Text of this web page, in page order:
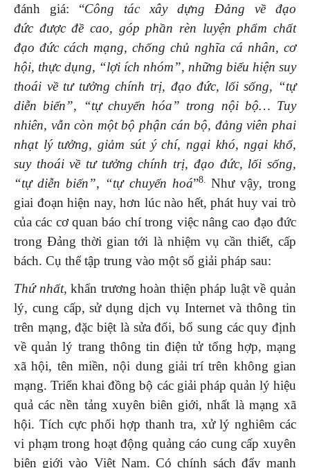
đánh giá: “Công tác xây dựng Đảng về đạo
đức được đề cao, góp phần rèn luyện phẩm chất
đạo đức cách mạng, chống chủ nghĩa cá nhân, cơ
hội, thực dụng, “lợi ích nhóm”, những biểu hiện suy
thoái về tư tưởng chính trị, đạo đức, lối sống, “tự
diễn biến”, “tự chuyển hóa” trong nội bộ… Tuy
nhiên, vẫn còn một bộ phận cán bộ, đảng viên phai
nhạt lý tưởng, giảm sút ý chí, ngại khó, ngại khổ,
suy thoái về tư tưởng chính trị, đạo đức, lối sống,
“tự diễn biến”, “tự chuyển hoá”8. Như vậy, trong
giai đoạn hiện nay, hơn lúc nào hết, phát huy vai trò
của các cơ quan báo chí trong việc nâng cao đạo đức
trong Đảng thời gian tới là nhiệm vụ cần thiết, cấp
bách. Cụ thể tập trung vào một số giải pháp sau:
Thứ nhất,khẩn trương hoàn thiện pháp luật về quản
lý, cung cấp, sử dụng dịch vụ Internet và thông tin
trên mạng, đặc biệt là sửa đổi, bổ sung các quy định
về quản lý trang thông tin điện tử tổng hợp, mạng
xã hội, tên miền, nội dung giải trí trên không gian
mạng. Triển khai đồng bộ các giải pháp quản lý hiệu
quả các nền tảng xuyên biên giới, nhất là mạng xã
hội. Tích cực phối hợp thanh tra, xử lý nghiêm các
vi phạm trong hoạt động quảng cáo cung cấp xuyên
biên giới vào Việt Nam. Có chính sách đẩy mạnh